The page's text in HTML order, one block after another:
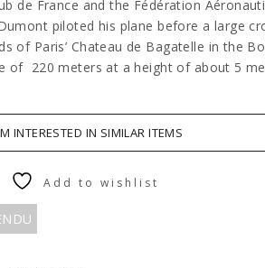
de France and the Fédération
piloted his plane before a large
of Paris’ Chateau de Bagatelle in the
of 220 meters at a height of about 5
INTERESTED IN SIMILAR ITEMS
Add to wishlist